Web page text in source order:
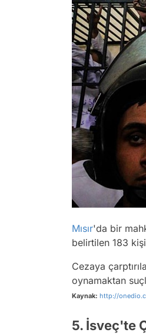
Mısır'da bir
belirtilen 183
Cezaya
oynamaktan
Kaynak: http://
5. İsveç'te